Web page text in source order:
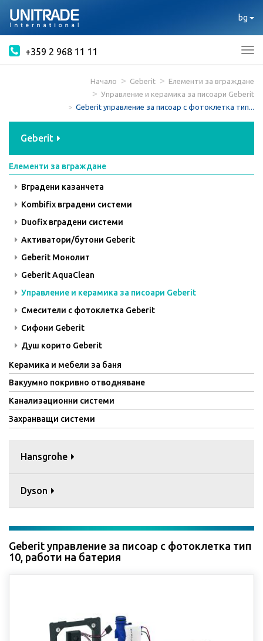
bg
+359 2 968 11 11
Начало Geberit
Елементи за вграждане
Управление и керамика за писоари Geberit
Geberit управление за писоар с фотоклетка тип...
Geberit
Елементи за вграждане
Вградени казанчета
Kombifix вградени системи
Duofix вградени системи
Активатори/бутони Geberit
Geberit Монолит
Geberit AquaClean
Управление и керамика за писоари Geberit
Смесители с фотоклетка Geberit
Сифони Geberit
Душ корито Geberit
Керамика и мебели за баня
Вакуумно покривно отводняване
Канализационни системи
Захранващи системи
Hansgrohe
Dyson
Geberit управление за писоар с фотоклетка тип
10, работи на батерия